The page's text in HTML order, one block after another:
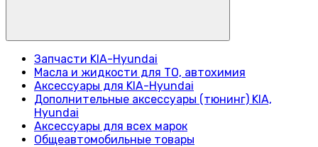
Запчасти KIA-Hyundai
Масла и жидкости для ТО, автохимия
Аксессуары для KIA-Hyundai
Дополнительные аксессуары (тюнинг) KIA,
Hyundai
Аксессуары для всех марок
Общеавтомобильные товары